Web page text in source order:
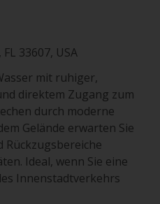
33607, USA
mit ruhiger,
direktem Zugang zum
durch moderne
Gelände erwarten Sie
Rückzugsbereiche
Ideal, wenn Sie eine
Innenstadtverkehrs